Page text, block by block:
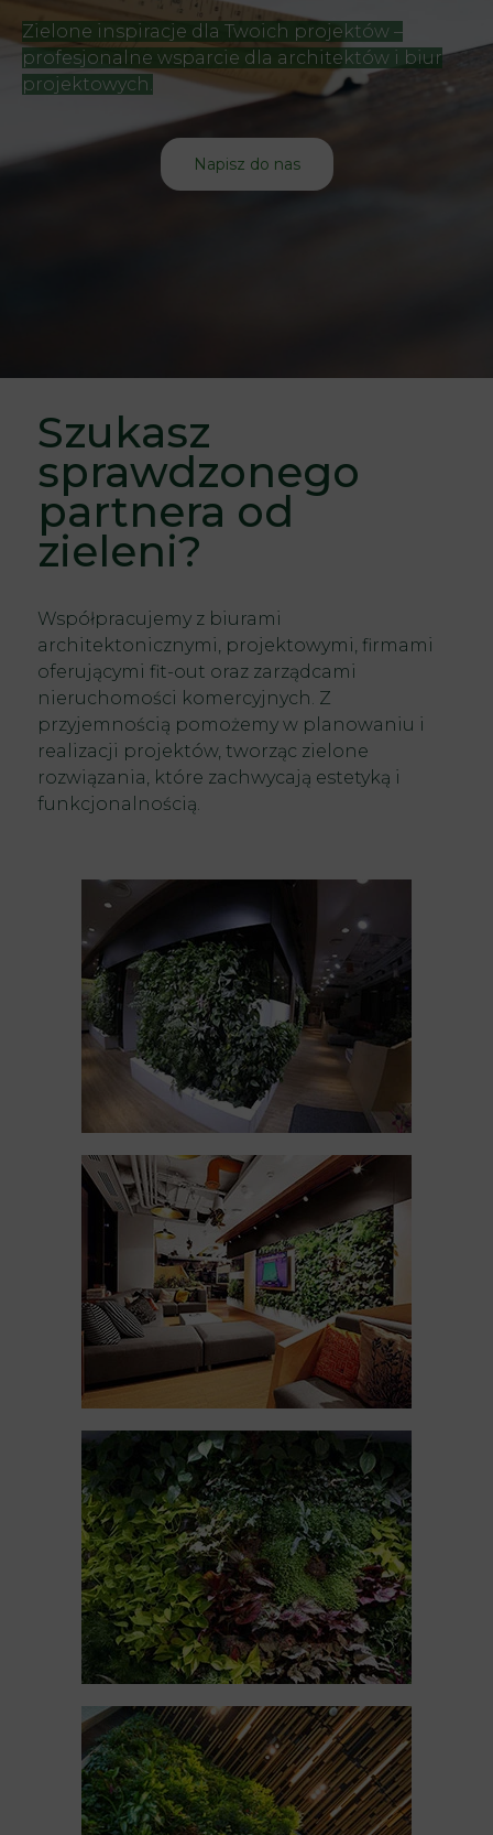
Zielone inspiracje dla Twoich projektów –
profesjonalne wsparcie dla architektów i biur
projektowych.
Napisz do nas
Szukasz
sprawdzonego
partnera od
zieleni?
Współpracujemy z biurami
architektonicznymi, projektowymi, firmami
oferującymi fit-out oraz zarządcami
nieruchomości komercyjnych. Z
przyjemnością pomożemy w planowaniu i
realizacji projektów, tworząc zielone
rozwiązania, które zachwycają estetyką i
funkcjonalnością.